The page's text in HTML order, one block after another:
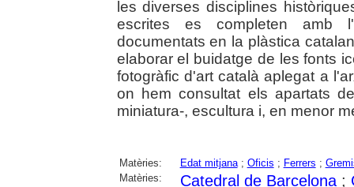
les diverses disciplines
escrites es completen amb
documentats en la plàstica
elaborar el buidatge de les fonts
fotogràfic d'art català aplegat a
on hem consultat els apartats
miniatura-, escultura i, en menor
Matèries: Edat mitjana; Oficis ; Ferrers ;
Matèries:
Catedral de Barcelona;